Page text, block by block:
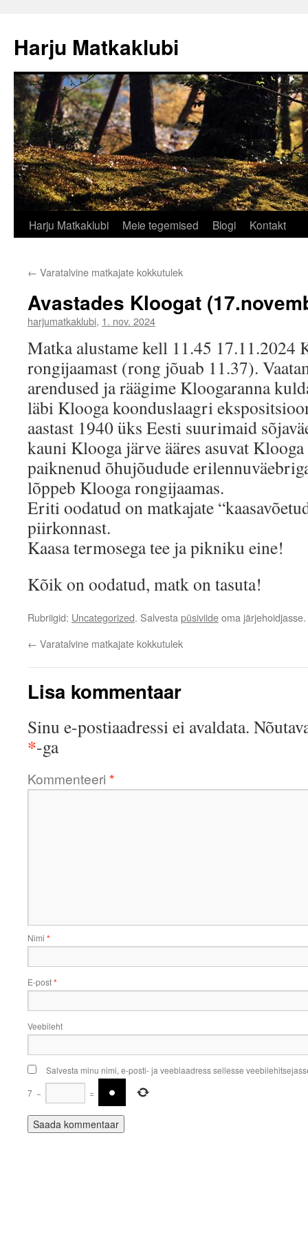
juurde
Harju Matkaklubi
Harju Matkaklubi Meie tegemised Blogi Kontakt
← Varatalvine matkajate kokkutulek
Avastades Kloogat
harjumatkaklubi, 1. nov. 2024
Matka alustame kell 11.45 17.11.2024
rongijaamast (rong jõuab 11.37).
arendused ja räägime Kloogaranna
läbi Klooga koonduslaagri
aastast 1940 üks Eesti suurimaid
kauni Klooga järve ääres asuvat
paiknenud õhujõudude
lõppeb Klooga rongijaamas.
Eriti oodatud on matkajate
piirkonnast.
Kaasa termosega tee ja pikniku eine!
Kõik on oodatud, matk on tasuta!
Rubriigid: Uncategorized. Salvesta püsiviideoma järjehoidjasse.
← Varatalvine matkajate kokkutulek
Lisa kommentaar
Sinu e-postiaadressi ei avaldata.
*-ga
Kommenteeri *
Nimi *
E-post*
Veebileht
Salvesta minu nimi, e-posti- ja veebiaadress sellesse
7 − =